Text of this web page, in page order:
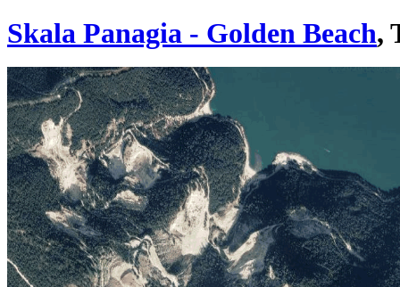
Skala Panagia - Golden Beach,